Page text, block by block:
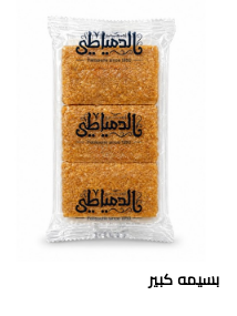
بسيمه كبير